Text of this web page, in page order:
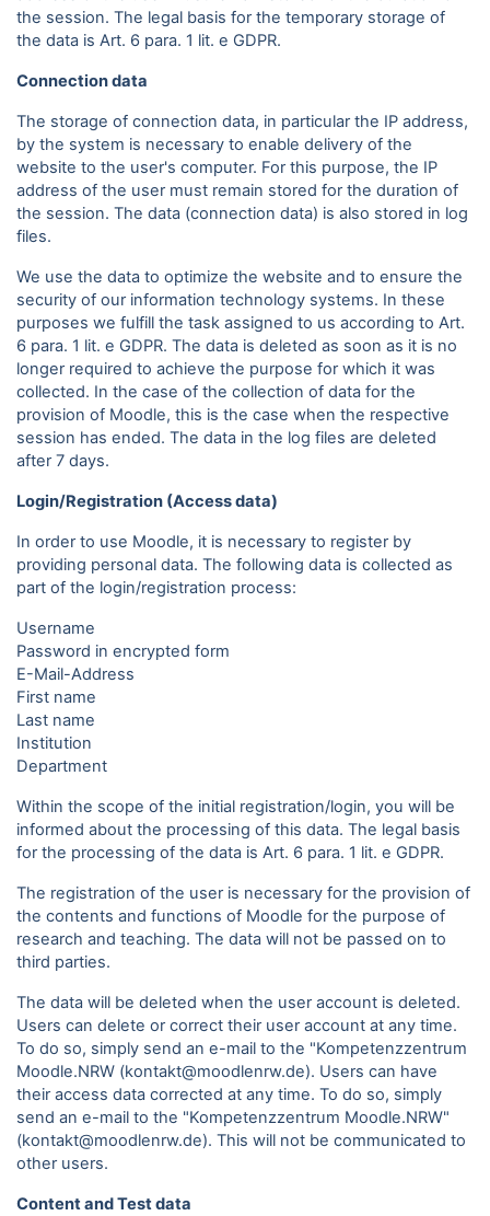
the session. The legal basis for the temporary storage of
the data is Art. 6 para. 1 lit. e GDPR.
Connection data
The storage of connection data, in particular the IP address,
by the system is necessary to enable delivery of the
website to the user's computer. For this purpose, the IP
address of the user must remain stored for the duration of
the session. The data (connection data) is also stored in log
files.
We use the data to optimize the website and to ensure the
security of our information technology systems. In these
purposes we fulfill the task assigned to us according to Art.
6 para. 1 lit. e GDPR. The data is deleted as soon as it is no
longer required to achieve the purpose for which it was
collected. In the case of the collection of data for the
provision of Moodle, this is the case when the respective
session has ended. The data in the log files are deleted
after 7 days.
Login/Registration (Access data)
In order to use Moodle, it is necessary to register by
providing personal data. The following data is collected as
part of the login/registration process:
Username
Password in encrypted form
E-Mail-Address
First name
Last name
Institution
Department
Within the scope of the initial registration/login, you will be
informed about the processing of this data. The legal basis
for the processing of the data is Art. 6 para. 1 lit. e GDPR.
The registration of the user is necessary for the provision of
the contents and functions of Moodle for the purpose of
research and teaching. The data will not be passed on to
third parties.
The data will be deleted when the user account is deleted.
Users can delete or correct their user account at any time.
To do so, simply send an e-mail to the "Kompetenzzentrum
Moodle.NRW (kontakt@moodlenrw.de). Users can have
their access data corrected at any time. To do so, simply
send an e-mail to the "Kompetenzzentrum Moodle.NRW"
(kontakt@moodlenrw.de). This will not be communicated to
other users.
Content and Test data